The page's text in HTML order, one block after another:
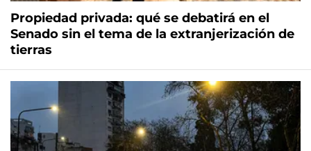
Propiedad privada: qué se debatirá en el
Senado sin el tema de la extranjerización de
tierras